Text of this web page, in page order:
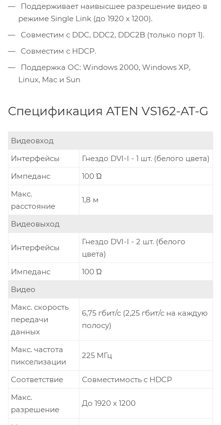
Поддерживает наивысшее разрешение видео в
режиме Single Link (до 1920 х 1200).
Совместим с DDC, DDC2, DDC2B (только порт 1).
Совместим с HDCP.
Поддержка ОС: Windows 2000, Windows XP,
Linux, Mac и Sun
Спецификация ATEN VS162-AT-G
Видеовход
Интерфейсы
Гнездо DVI-I - 1 шт. (белого цвета)
Импеданс
100 Ώ
Макс.
расстояние
1,8 м
Видеовыход
Интерфейсы
Гнездо DVI-I - 2 шт. (белого
цвета)
Импеданс
100 Ώ
Видео
Макс. скорость
передачи
данных
6,75 гбит/с (2,25 гбит/с на каждую
полосу)
Макс. частота
пикселизации
225 MГц
Соответствие
Совместимость с HDCP
Макс.
разрешение
До 1920 x 1200